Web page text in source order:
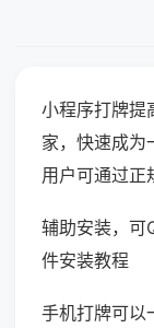
小程序打牌提
家，快速成为
用户可通过正
辅助安装，
件安装教程
手机打牌可以